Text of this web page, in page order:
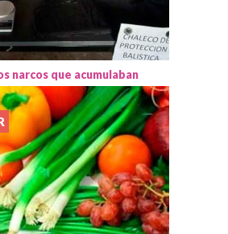
narcos que acumulaban